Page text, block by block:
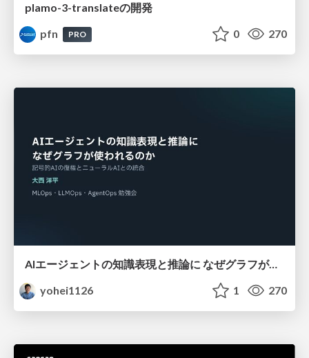
plamo-3-translateの開発
pfn
PRO 0 270
AIエージェントの知識表現と推論に なぜグラフが使われるのか - 記号的AIの復権とニューラルAIとの統合
yohei1126
1 270